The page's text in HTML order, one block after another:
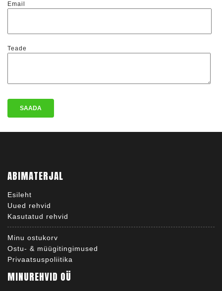
Email
Teade
ABIMATERJAL
Esileht
Uued rehvid
Kasutatud rehvid
Minu ostukorv
Ostu- & müügitingimused
Privaatsuspoliitika
MINUREHVID OÜ